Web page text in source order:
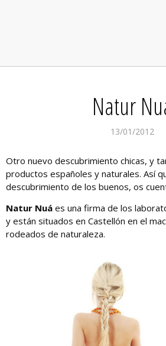
Natur
13/01/2012
Otro nuevo descubrimiento chicas, y
productos españoles y naturales. Así
descubrimiento de los buenos, os
Natur Nuá es una firma de los
y están situados en Castellón en el
rodeados de naturaleza.